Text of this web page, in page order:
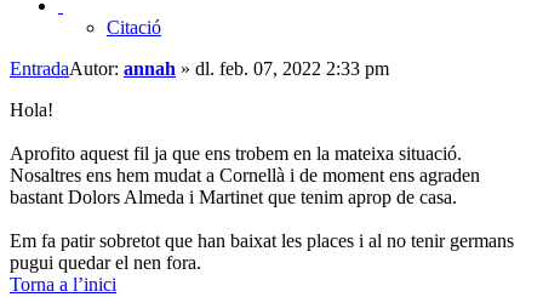
Citació
EntradaAutor: annah » dl. feb. 07, 2022 2:33 pm
Hola!
Aprofito aquest fil ja que ens trobem en la mateixa situació.
Nosaltres ens hem mudat a Cornellà i de moment ens agraden
bastant Dolors Almeda i Martinet que tenim aprop de casa.
Em fa patir sobretot que han baixat les places i al no tenir germans
pugui quedar el nen fora.
Torna a l’inici